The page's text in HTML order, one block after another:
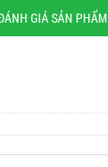
GIÁ SẢN PHẨM